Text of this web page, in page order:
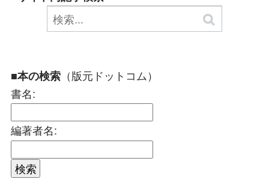
■本の検索 （版元ドットコム）
書名:
編著者名: